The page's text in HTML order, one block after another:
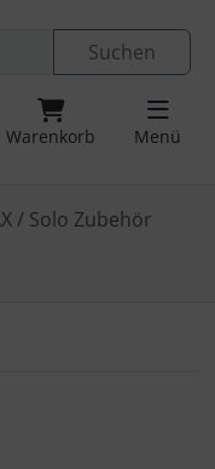
Suchen
Warenkorb Menü
/ Solo Zubehör